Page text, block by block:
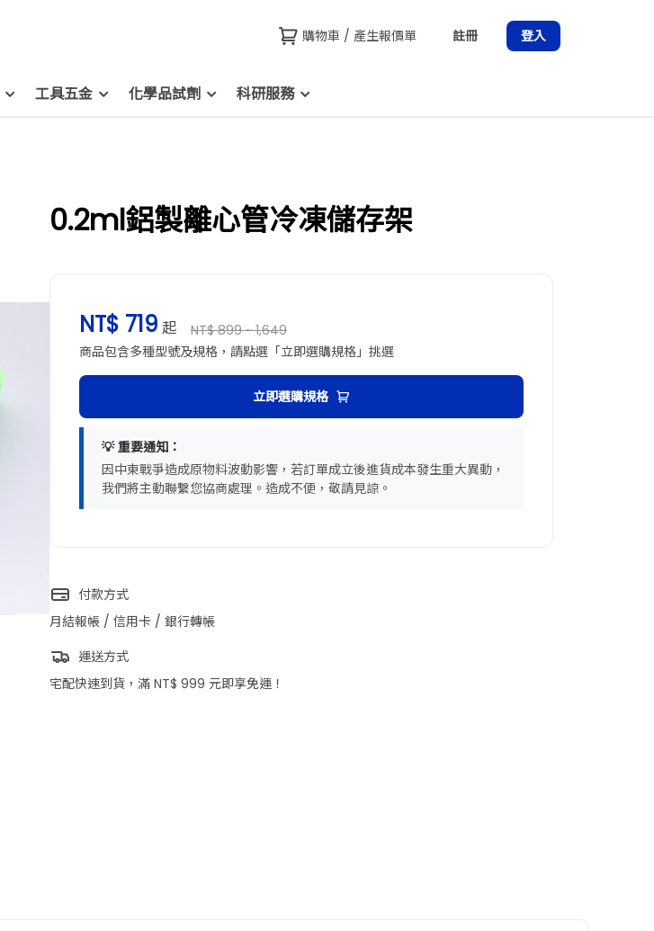
購物車 / 產生報價單 註冊 登入
工具五金 化學品試劑 科研服務
商品圖片僅供參考，選購時請再留意商品規格
0.2ml鋁製離心管冷凍儲存架
NT$ 719 起
NT$ 899 ~ 1,649
商品包含多種型號及規格，請點選「立即選購規格」挑選
立即選購規格
💡 重要通知：
因中東戰爭造成原物料波動影響，若訂單成立後進貨成本發生重大異動，
我們將主動聯繫您協商處理。造成不便，敬請見諒。
付款方式
月結報帳 / 信用卡 / 銀行轉帳
運送方式
宅配快速到貨，滿 NT$ 999 元即享免運！